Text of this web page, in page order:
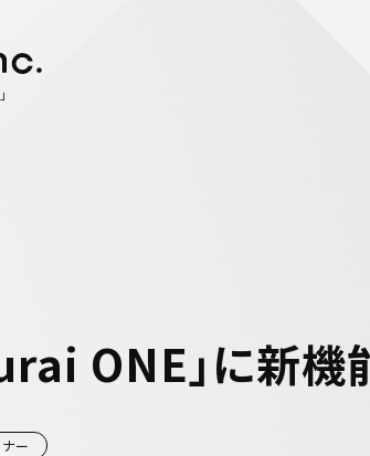
ONE」に新機
ナー